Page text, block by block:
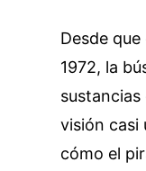
Desde
1972, la
visión casi
cómo el